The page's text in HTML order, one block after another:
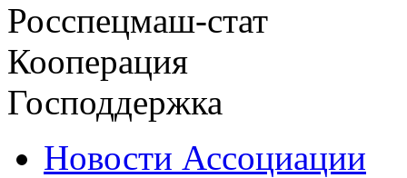
Росспецмаш-стат
Кооперация
Господдержка
Новости Ассоциации